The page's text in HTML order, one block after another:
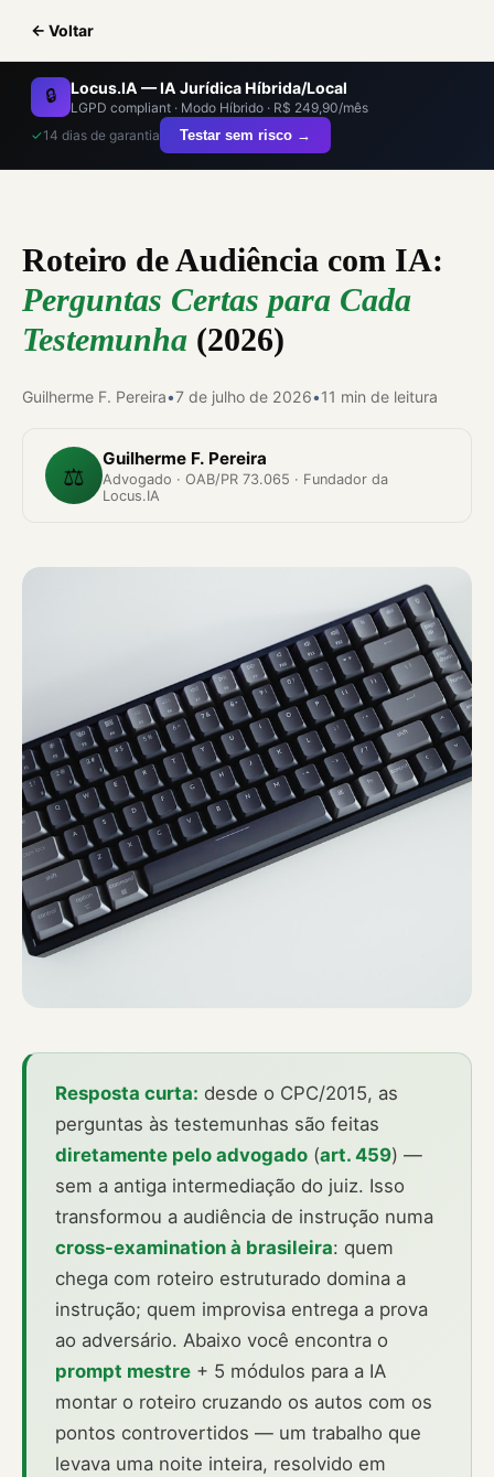
← Voltar
🔒 Locus.IA — IA Jurídica Híbrida/Local
LGPD compliant · Modo Híbrido · R$ 249,90/mês
✓14 dias de garantia Testar sem risco →
Roteiro de Audiência com IA:
Perguntas Certas para Cada
Testemunha (2026)
Guilherme F. Pereira•7 de julho de 2026•11 min de leitura
⚖️
Guilherme F. Pereira
Advogado · OAB/PR 73.065 · Fundador da
Locus.IA
Resposta curta: desde o CPC/2015, as
perguntas às testemunhas são feitas
diretamente pelo advogado (art. 459) —
sem a antiga intermediação do juiz. Isso
transformou a audiência de instrução numa
cross-examination à brasileira: quem
chega com roteiro estruturado domina a
instrução; quem improvisa entrega a prova
ao adversário. Abaixo você encontra o
prompt mestre + 5 módulos para a IA
montar o roteiro cruzando os autos com os
pontos controvertidos — um trabalho que
levava uma noite inteira, resolvido em